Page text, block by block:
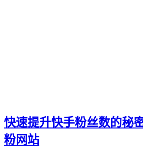
快速提升快手粉丝数的秘
粉网站